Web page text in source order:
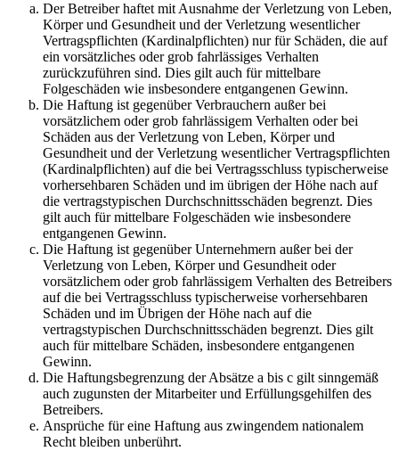
Der Betreiber haftet mit Ausnahme der Verletzung von Leben,
Körper und Gesundheit und der Verletzung wesentlicher
Vertragspflichten (Kardinalpflichten) nur für Schäden, die auf
ein vorsätzliches oder grob fahrlässiges Verhalten
zurückzuführen sind. Dies gilt auch für mittelbare
Folgeschäden wie insbesondere entgangenen Gewinn.
Die Haftung ist gegenüber Verbrauchern außer bei
vorsätzlichem oder grob fahrlässigem Verhalten oder bei
Schäden aus der Verletzung von Leben, Körper und
Gesundheit und der Verletzung wesentlicher Vertragspflichten
(Kardinalpflichten) auf die bei Vertragsschluss typischerweise
vorhersehbaren Schäden und im übrigen der Höhe nach auf
die vertragstypischen Durchschnittsschäden begrenzt. Dies
gilt auch für mittelbare Folgeschäden wie insbesondere
entgangenen Gewinn.
Die Haftung ist gegenüber Unternehmern außer bei der
Verletzung von Leben, Körper und Gesundheit oder
vorsätzlichem oder grob fahrlässigem Verhalten des Betreibers
auf die bei Vertragsschluss typischerweise vorhersehbaren
Schäden und im Übrigen der Höhe nach auf die
vertragstypischen Durchschnittsschäden begrenzt. Dies gilt
auch für mittelbare Schäden, insbesondere entgangenen
Gewinn.
Die Haftungsbegrenzung der Absätze a bis c gilt sinngemäß
auch zugunsten der Mitarbeiter und Erfüllungsgehilfen des
Betreibers.
Ansprüche für eine Haftung aus zwingendem nationalem
Recht bleiben unberührt.